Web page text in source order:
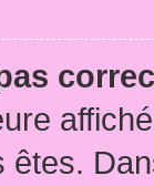
êtes.